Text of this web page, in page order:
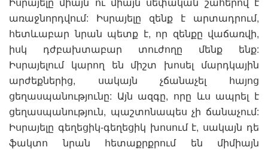
առաջնորդվում: Իսրայելը զենք է արտադրում,
հետևաբար նրան պետք է, որ զենքը վաճառվի,
իսկ դժբախտաբար տուժողը մենք ենք:
Իսրայելում կարող են միշտ խոսել մարդկային
արժեքներից, սակայն չճանաչել հայոց
ցեղասպանությունը: Այն ազգը, որը ևս ապրել է
ցեղասպանություն, պաշտոնապես չի ճանաչում:
Իսրայելը գեղեցիկ-գեղեցիկ խոսում է, սակայն դե
ֆակտո նրան հետաքրքրում են միմիայն